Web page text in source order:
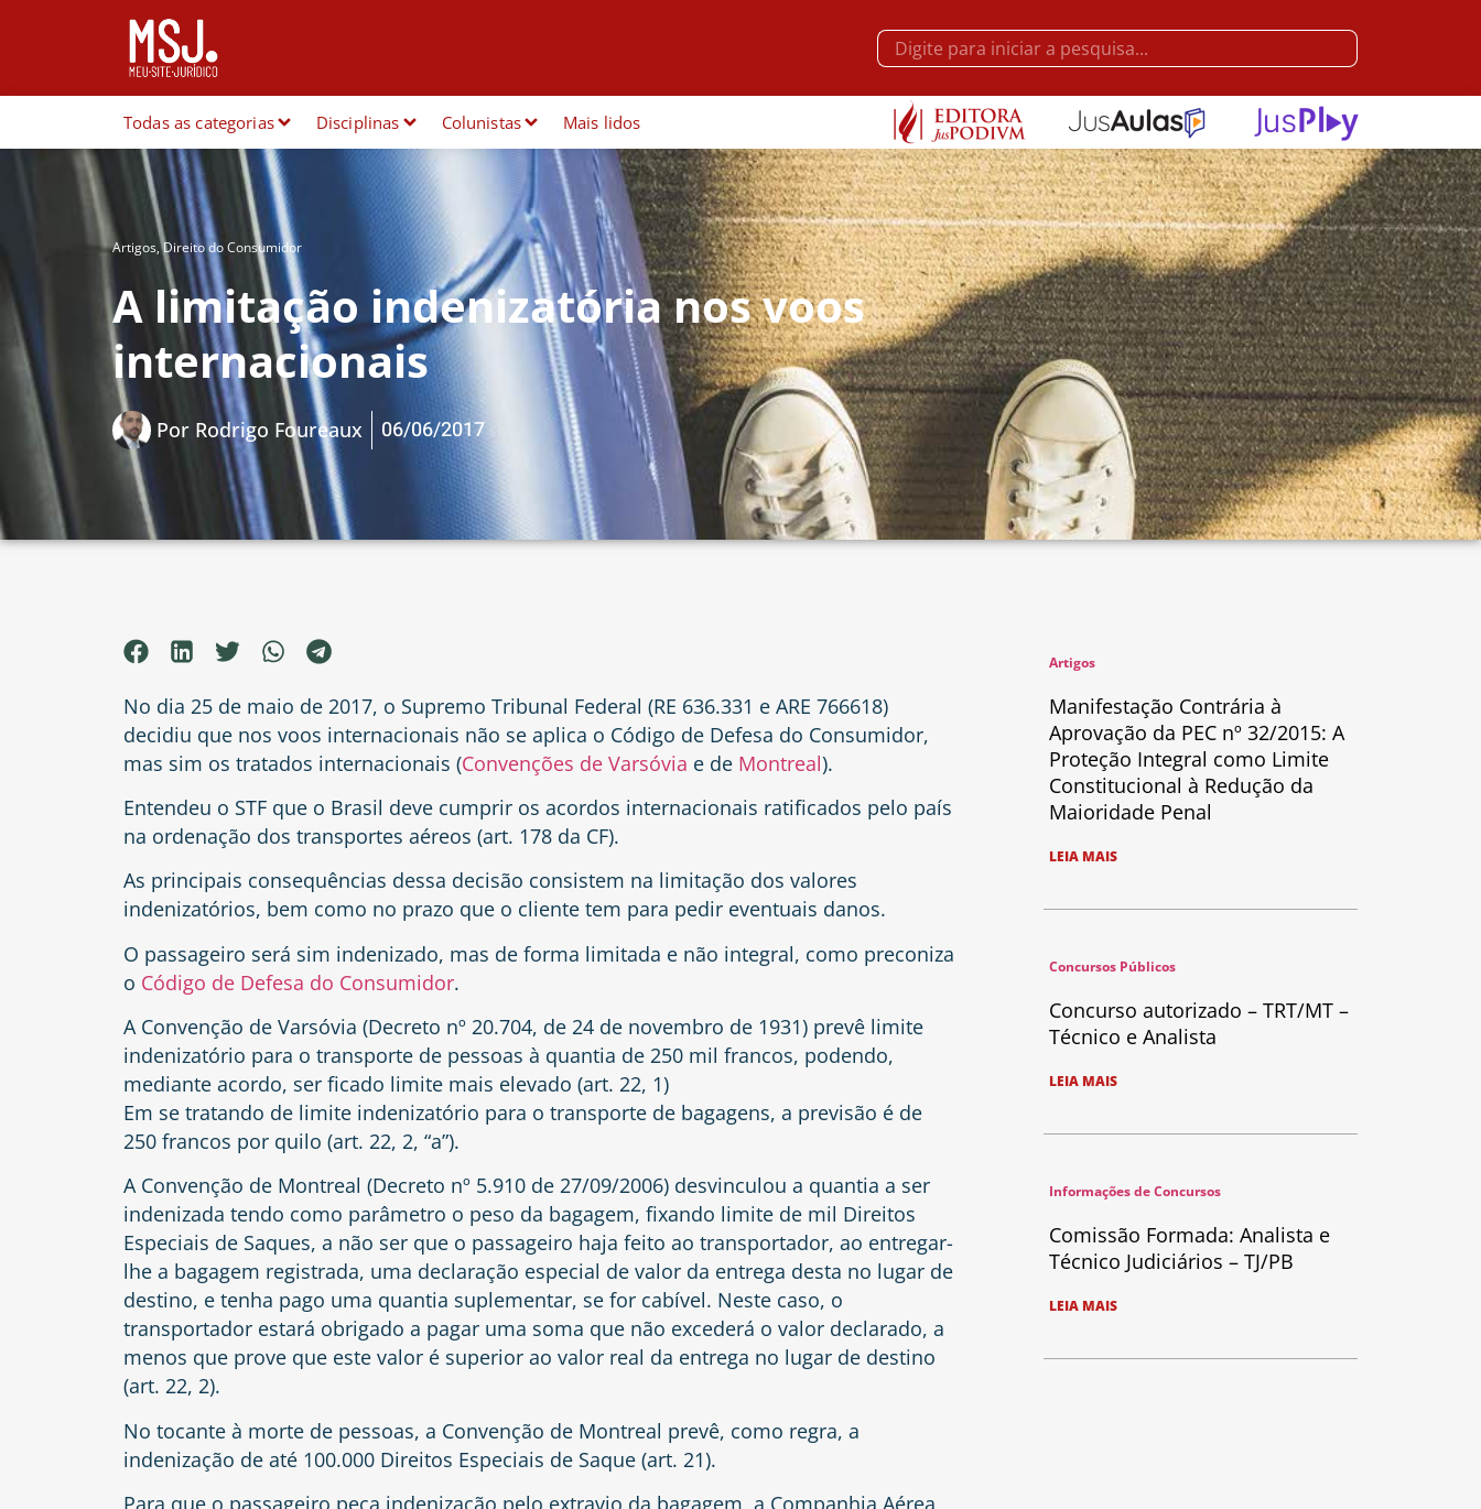
Todas as categorias Disciplinas Colunistas Mais lidos
Artigos,Direito do Consumidor
A limitação indenizatória nos voos
internacionais
Por Rodrigo Foureaux 06/06/2017
No dia 25 de maio de 2017, o Supremo Tribunal Federal (RE 636.331 e ARE 766618)
decidiu que nos voos internacionais não se aplica o Código de Defesa do Consumidor,
mas sim os tratados internacionais (Convenções de Varsóvia e de Montreal).
Entendeu o STF que o Brasil deve cumprir os acordos internacionais ratificados pelo país
na ordenação dos transportes aéreos (art. 178 da CF).
As principais consequências dessa decisão consistem na limitação dos valores
indenizatórios, bem como no prazo que o cliente tem para pedir eventuais danos.
O passageiro será sim indenizado, mas de forma limitada e não integral, como preconiza
o Código de Defesa do Consumidor.
A Convenção de Varsóvia (Decreto nº 20.704, de 24 de novembro de 1931) prevê limite
indenizatório para o transporte de pessoas à quantia de 250 mil francos, podendo,
mediante acordo, ser ficado limite mais elevado (art. 22, 1)
Em se tratando de limite indenizatório para o transporte de bagagens, a previsão é de
250 francos por quilo (art. 22, 2, “a”).
A Convenção de Montreal (Decreto nº 5.910 de 27/09/2006) desvinculou a quantia a ser
indenizada tendo como parâmetro o peso da bagagem, fixando limite de mil Direitos
Especiais de Saques, a não ser que o passageiro haja feito ao transportador, ao entregar-
lhe a bagagem registrada, uma declaração especial de valor da entrega desta no lugar de
destino, e tenha pago uma quantia suplementar, se for cabível. Neste caso, o
transportador estará obrigado a pagar uma soma que não excederá o valor declarado, a
menos que prove que este valor é superior ao valor real da entrega no lugar de destino
(art. 22, 2).
No tocante à morte de pessoas, a Convenção de Montreal prevê, como regra, a
indenização de até 100.000 Direitos Especiais de Saque (art. 21).
Artigos
Manifestação Contrária à
Aprovação da PEC nº 32/2015: A
Proteção Integral como Limite
Constitucional à Redução da
Maioridade Penal
LEIA MAIS
Concursos Públicos
Concurso autorizado – TRT/MT –
Técnico e Analista
LEIA MAIS
Informações de Concursos
Comissão Formada: Analista e
Técnico Judiciários – TJ/PB
LEIA MAIS